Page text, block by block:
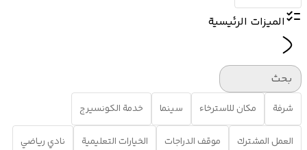
الميزات الرئيسية
بحث
شرفة مكان للاسترخاء سينما خدمة الكونسيرج
العمل المشترك موقف الدراجات الخيارات التعليمية نادي رياضي